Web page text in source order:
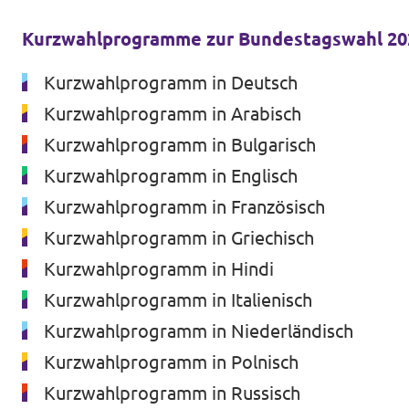
Unsere Events
Presse
Mache bei uns mit!
Deine Spende für Volt!
Jobs bei Volt
Städteteams im Ruhrgebiet
Kurzwahlprogramme zur Bundestagswahl
Kurzwahlprogramm in Deutsch
Kurzwahlprogramm in Arabisch
Kurzwahlprogramm in Bulgarisch
Kurzwahlprogramm in Englisch
Kurzwahlprogramm in Französisch
Kurzwahlprogramm in Griechisch
Kurzwahlprogramm in Hindi
Kurzwahlprogramm in Italienisch
Kurzwahlprogramm in Niederländisch
Kurzwahlprogramm in Polnisch
Kurzwahlprogramm in Russisch